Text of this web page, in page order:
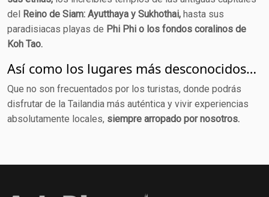
del Reino de Siam: Ayutthaya y Sukhothai, hasta sus
paradisiacas playas de Phi Phi o los fondos coralinos de
Koh Tao.
Así como los lugares más desconocidos…
Que no son frecuentados por los turistas, donde podrás
disfrutar de la Tailandia más auténtica y vivir experiencias
absolutamente locales, siempre arropado por nosotros.